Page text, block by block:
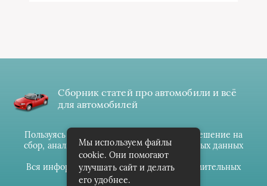
Сборник статей про автомобили и всё
для автомобилей
Пользуясь данным ресурсом вы даёте разрешение на
сбор, анализ и хранение своих персональных данных
согласноПравилам
Вся информация предоставлена в ознакомительных
целях.
Мы используем файлы
cookie. Они помогают
улучшать сайт и делать
его удобнее.